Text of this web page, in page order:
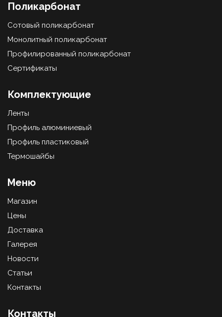
Поликарбонат
Сотовый поликарбонат
Монолитный поликарбонат
Профилированный поликарбонат
Сертификаты
Комплектующие
Ленты
Профиль алюминиевый
Профиль пластиковый
Термошайбы
Меню
Магазин
Цены
Доставка
Галерея
Новости
Статьи
Контакты
Контакты